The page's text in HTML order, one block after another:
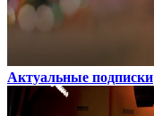
Актуальные подписки